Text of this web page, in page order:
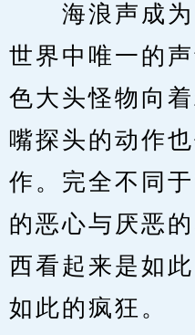
海浪声成为
世界中唯一的
色大头怪物向
嘴探头的动作
作。完全不同
的恶心与厌恶
西看起来是如
如此的疯狂。